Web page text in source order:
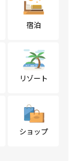
宿泊
リゾート
ショップ